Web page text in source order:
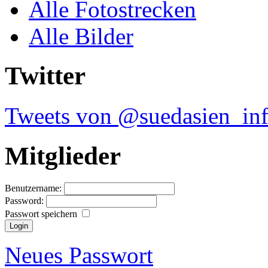
Alle Fotostrecken
Alle Bilder
Twitter
Tweets von
Mitglieder
Benutzername:
Password:
Passwort speichern
Neues Passwort